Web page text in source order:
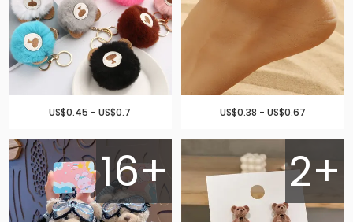
US$0.38 - US$0.67
US$0.45 - US$0.7
2+
16+